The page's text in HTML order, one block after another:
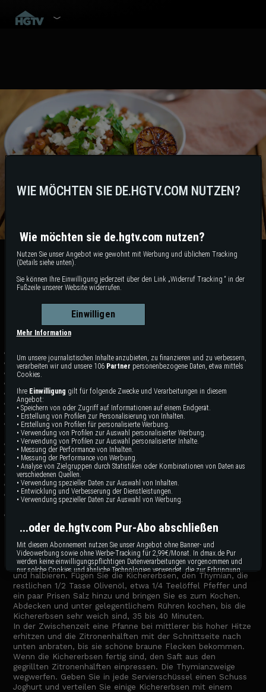
Mollys Foodblog: Kichererbsen
in Harissa
Harissa-geschmorte Kichererbsen mit
Feta
1/2 Tasse plus 2 Esslöffel Olivenöl Extra Vergin
1/2 gelbe Zwiebel, fein gehackt
Salz
1/2 Teelöffel Sardellenpaste
4 Knoblauchzehen, gehackt
1/2 Tasse trockener Weißwein
Zwei 425 Gramm-Dosen Kichererbsen, abgetropft und
abgespült
4 frische Thymianzweige
Frisch gemahlener schwarzer Pfeffer
1 Zitrone, halbiert
Griechischer Vollmilchjoghurt zum Servieren
Feta-Käse zum Servieren
Fein gehackte frische Kräuter (eine Mischung aus Koriander,
Petersilie und Minze) zum Servieren
In einem großen Topf 2 Esslöffel Olivenöl bei mittlerer Hitze
erhitzen. Fügen Sie die Zwiebel und eine Prise Salz hinzu und
kochen Sie, bis die Zwiebel, 5 bis 7 Minuten erweicht ist. Die
Harissa, die Sardellenpaste und den Knoblauch hinzufügen
und 1 bis 2 Minuten länger duften lassen. Wein dazugeben
und halbieren. Fügen Sie die Kichererbsen, den Thymian, die
restlichen 1/2 Tasse Olivenöl, etwa 1/4 Teelöffel Pfeffer und
ein paar Prisen Salz hinzu und bringen Sie es zum Kochen.
Abdecken und unter gelegentlichem Rühren kochen, bis die
Kichererbsen sehr weich sind, 35 bis 40 Minuten.
In der Zwischenzeit eine Pfanne bei mittlerer bis hoher Hitze
erhitzen und die Zitronenhälften mit der Schnittseite nach
unten anbraten, bis sie schöne braune Flecken bekommen.
Wenn die Kichererbsen fertig sind, den Saft aus den
gegrillten Zitronenhälften einpressen. Die Thymianzweige
wegwerfen. Geben Sie in jede Servierschüssel einen Schuss
Joghurt und verteilen Sie einige Kichererbsen mit einem
WIE MÖCHTEN SIE DE.HGTV.COM NUTZEN?
Wie möchten sie de.hgtv.com nutzen?
Nutzen Sie unser Angebot wie gewohnt mit Werbung und üblichem Tracking
(Details siehe unten).
Sie können Ihre Einwilligung jederzeit über den Link „Widerruf Tracking “ in der
Fußzeile unserer Website widerrufen.
Einwilligen
Mehr Information
Um unsere journalistischen Inhalte anzubieten, zu finanzieren und zu verbessern,
verarbeiten wir und unsere 106 Partner personenbezogene Daten, etwa mittels
Cookies.
Ihre Einwilligung gilt für folgende Zwecke und Verarbeitungen in diesem
Angebot:
• Speichern von oder Zugriff auf Informationen auf einem Endgerät.
• Erstellung von Profilen zur Personalisierung von Inhalten.
• Erstellung von Profilen für personalisierte Werbung.
• Verwendung von Profilen zur Auswahl personalisierter Werbung.
• Verwendung von Profilen zur Auswahl personalisierter Inhalte.
• Messung der Performance von Inhalten.
• Messung der Performance von Werbung.
• Analyse von Zielgruppen durch Statistiken oder Kombinationen von Daten aus
verschiedenen Quellen.
• Verwendung spezieller Daten zur Auswahl von Inhalten.
• Entwicklung und Verbesserung der Dienstleistungen.
• Verwendung spezieller Daten zur Auswahl von Werbung.
...oder de.hgtv.com Pur-Abo abschließen
Mit diesem Abonnement nutzen Sie unser Angebot ohne Banner- und
Videowerbung sowie ohne Werbe-Tracking für 2,99€/Monat. In dmax.de Pur
werden keine einwilligungspflichtigen Datenverarbeitungen vorgenommen und
nur solche Cookies und ähnliche Technologien verwendet, die zur Erbringung
dieses Dienstes unbedingt erforderlich sind.
Abonnieren
Bereits Abonnent?hieranmelden.
Impressum Datenschutzbestimmungen Cookie Hinweis Allgemeine